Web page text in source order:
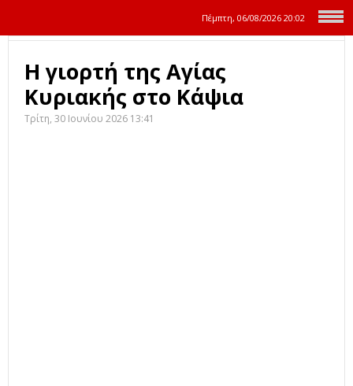
Πέμπτη, 06/08/2026 20:02
Η γιορτή της Αγίας
Κυριακής στο Κάψια
Τρίτη, 30 Ιουνίου 2026 13:41